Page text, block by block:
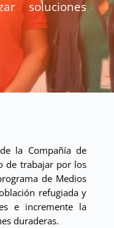
soluciones
la Compañía de
de trabajar por los
de Medios
refugiada y
e incremente la
duraderas.